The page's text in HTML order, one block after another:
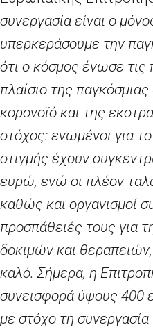
συνεργασία είναι ο
υπερκεράσουμε την
ότι ο κόσμος ένωσε
πλαίσιο της
κορονοϊό και της
στόχος: ενωμένοι για
στιγμής έχουν
ευρώ, ενώ οι πλέον
καθώς και οργανισμοί
προσπάθειές τους για
δοκιμών και
καλό. Σήμερα, η
συνεισφορά ύψους 400
με στόχο τη συνεργασία